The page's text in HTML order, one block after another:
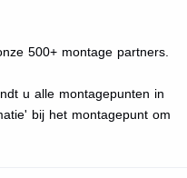
500+ montage partners.
u alle montagepunten in
bij het montagepunt om